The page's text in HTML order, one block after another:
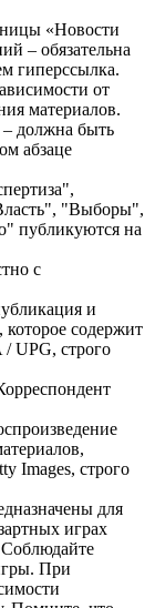
«Новости
– обязательна
гиперссылка.
от
материалов.
– должна быть
абзаце
"Выборы",
публикуются на
с
и
содержит
UPG, строго
Images, строго
для
играх
При